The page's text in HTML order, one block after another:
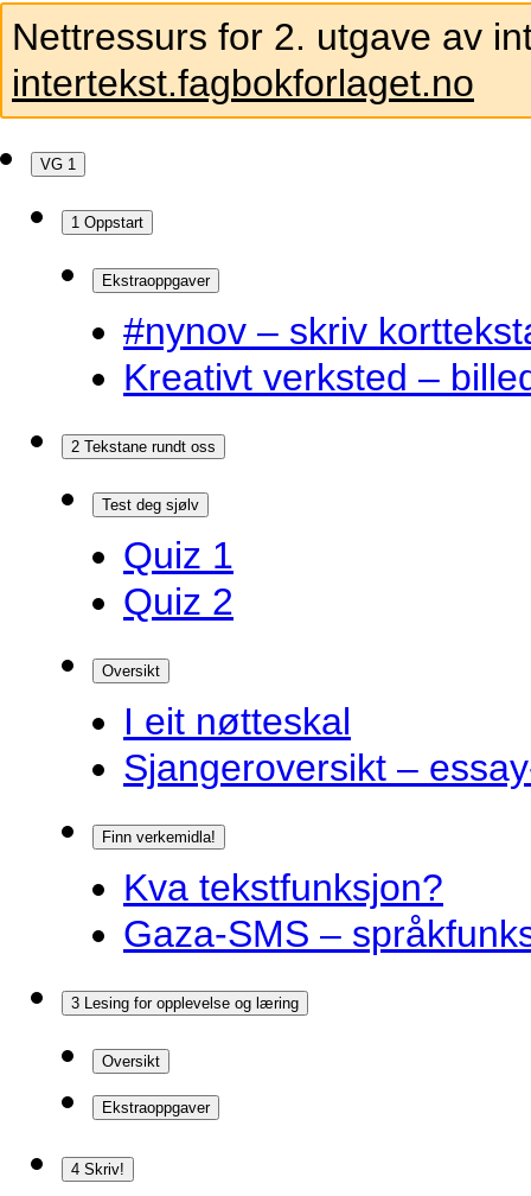
Nettressurs for 2. utgave av
intertekst.fagbokforlaget.no
VG 1
1 Oppstart
Ekstraoppgaver
#nynov – skriv
Kreativt verksted –
2 Tekstane rundt oss
Test deg sjølv
Quiz 1
Quiz 2
Oversikt
I eit nøtteskal
Sjangeroversikt –
Finn verkemidla!
Kva tekstfunksjon?
Gaza-SMS –
3 Lesing for opplevelse og læring
Oversikt
Ekstraoppgaver
4 Skriv!